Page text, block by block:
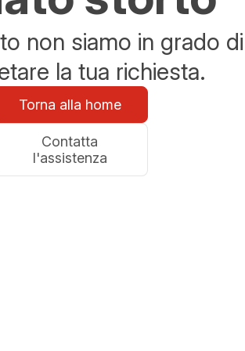
non siamo in grado di
la tua richiesta.
Torna alla home
Contatta
l'assistenza